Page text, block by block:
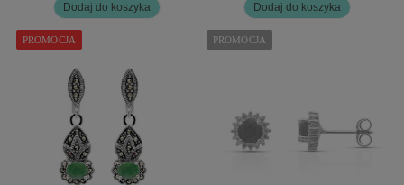
Dodaj do koszyka Dodaj do koszyka
PROMOCJA PROMOCJA